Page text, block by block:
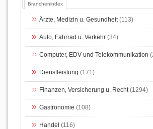
Branchenindex
Ärzte, Medizin u. Gesundheit(113)
Auto, Fahrrad u. Verkehr (34)
Computer, EDV und Telekommunikation
Dienstleistung (171)
Finanzen, Versicherung u. Recht(1294)
Gastronomie (108)
Handel (116)